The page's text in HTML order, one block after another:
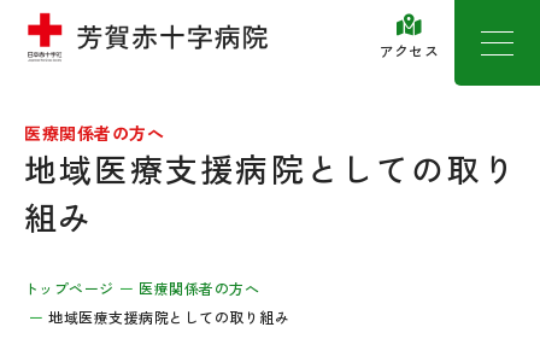
アクセス
医療関係者の方へ
地域医療支援病院としての取り
組み
トップページ
医療関係者の方へ
地域医療支援病院としての取り組み